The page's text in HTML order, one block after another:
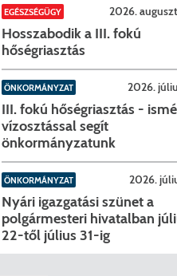
EGÉSZSÉGÜGY 2026.
Hosszabodik a III. fokú
hőségriasztás
ÖNKORMÁNYZAT 2026.
III. fokú hőségriasztás -
vízosztással segít
önkormányzatunk
ÖNKORMÁNYZAT 2026.
Nyári igazgatási szünet a
polgármesteri hivatalban
22-től július 31-ig